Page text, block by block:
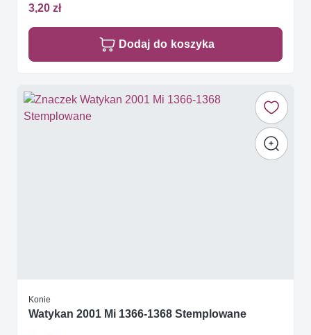
3,20 zł
Dodaj do koszyka
Konie
Watykan 2001 Mi 1366-1368 Stemplowane